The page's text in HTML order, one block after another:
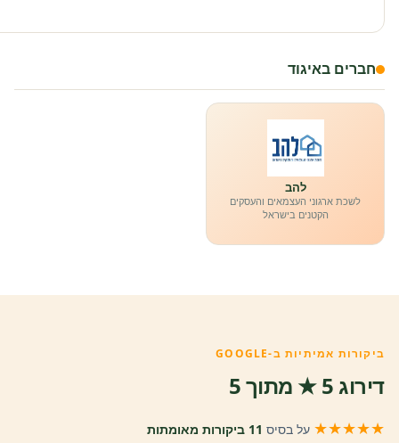
חברים באיגוד
להב
לשכת ארגוני העצמאים והעסקים
הקטנים בישראל
ביקורות אמיתיות ב-GOOGLE
דירוג 5 ★ מתוך 5
★★★★★ על בסיס 11 ביקורות מאומתות